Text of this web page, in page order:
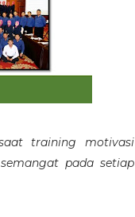
training motivasi
pada setiap